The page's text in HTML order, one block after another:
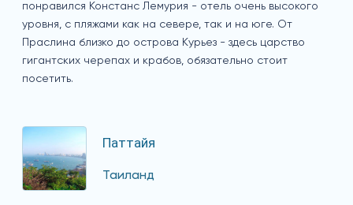
понравился Констанс Лемурия - отель очень высокого
уровня, с пляжами как на севере, так и на юге. От
Праслина близко до острова Курьез - здесь царство
гигантских черепах и крабов, обязательно стоит
посетить.
Паттайя
Таиланд